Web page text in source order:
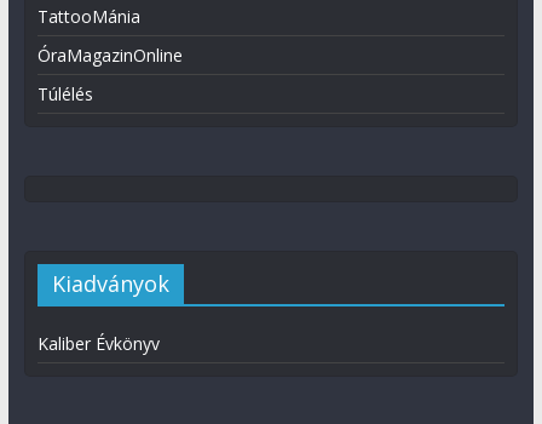
TattooMánia
ÓraMagazinOnline
Túlélés
Kiadványok
Kaliber Évkönyv